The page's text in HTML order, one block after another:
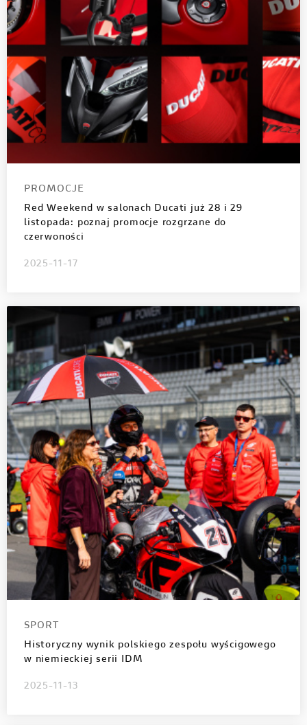
PROMOCJE
Red Weekend w salonach Ducati już 28 i 29
listopada: poznaj promocje rozgrzane do
czerwoności
2025-11-17
SPORT
Historyczny wynik polskiego zespołu wyścigowego
w niemieckiej serii IDM
2025-11-13